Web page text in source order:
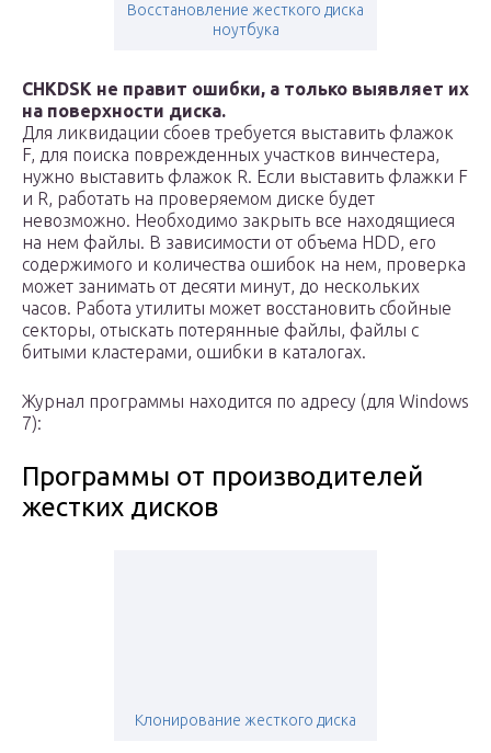
Восстановление жесткого диска
ноутбука
CHKDSK не правит ошибки, а только выявляет их
на поверхности диска.
Для ликвидации сбоев требуется выставить флажок
F, для поиска поврежденных участков винчестера,
нужно выставить флажок R. Если выставить флажки F
и R, работать на проверяемом диске будет
невозможно. Необходимо закрыть все находящиеся
на нем файлы. В зависимости от объема HDD, его
содержимого и количества ошибок на нем, проверка
может занимать от десяти минут, до нескольких
часов. Работа утилиты может восстановить сбойные
секторы, отыскать потерянные файлы, файлы с
битыми кластерами, ошибки в каталогах.
Журнал программы находится по адресу (для Windows
7):
Программы от производителей
жестких дисков
Клонирование жесткого диска